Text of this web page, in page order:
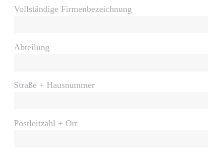
Vollständige Firmenbezeichnung
Abteilung
Straße + Hausnummer
Postleitzahl + Ort